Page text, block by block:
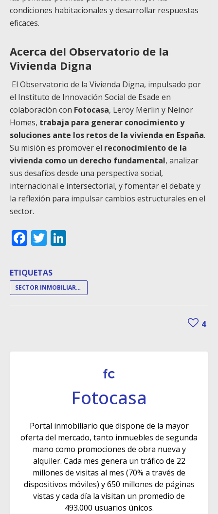
condiciones habitacionales y desarrollar respuestas
eficaces.
Acerca del Observatorio de la
Vivienda Digna
El Observatorio de la Vivienda Digna, impulsado por
el Instituto de Innovación Social de Esade en
colaboración con Fotocasa, Leroy Merlin y Neinor
Homes, trabaja para generar conocimiento y
soluciones ante los retos de la vivienda en España.
Su misión es promover el reconocimiento de la
vivienda como un derecho fundamental, analizar
sus desafíos desde una perspectiva social,
internacional e intersectorial, y fomentar el debate y
la reflexión para impulsar cambios estructurales en el
sector.
Facebook
Twitter
ETIQUETAS
SECTOR INMOBILIARIO
4
Fotocasa
Portal inmobiliario que dispone de la mayor
oferta del mercado, tanto inmuebles de segunda
mano como promociones de obra nueva y
alquiler. Cada mes genera un tráfico de 22
millones de visitas al mes (70% a través de
dispositivos móviles) y 650 millones de páginas
vistas y cada día la visitan un promedio de
493.000 usuarios únicos.